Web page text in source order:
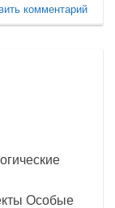
комментарий
Особые